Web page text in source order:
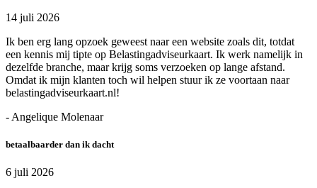
14 juli 2026
Ik ben erg lang opzoek geweest naar een website zoals dit, totdat
een kennis mij tipte op Belastingadviseurkaart. Ik werk namelijk in
dezelfde branche, maar krijg soms verzoeken op lange afstand.
Omdat ik mijn klanten toch wil helpen stuur ik ze voortaan naar
belastingadviseurkaart.nl!
- Angelique Molenaar
betaalbaarder dan ik dacht
6 juli 2026